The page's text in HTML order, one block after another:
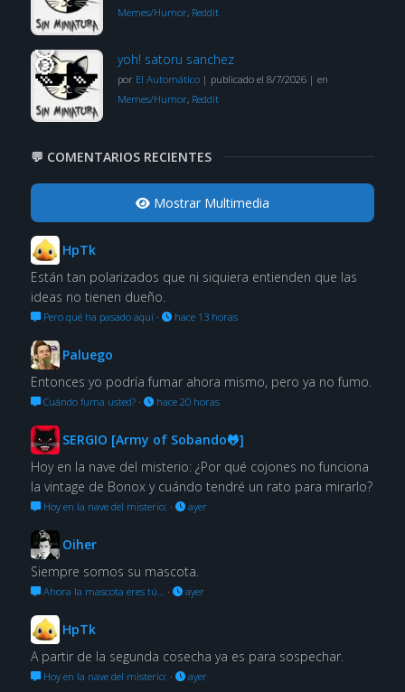
Memes/Humor, Reddit
yoh! satoru sanchez
por El Automático| publicado el 8/7/2026| en
Memes/Humor, Reddit
💬 COMENTARIOS RECIENTES
Mostrar Multimedia
HpTk
Están tan polarizados que ni siquiera entienden que las
ideas no tienen dueño.
Pero qué ha pasado aquí· hace 13 horas
Paluego
Entonces yo podría fumar ahora mismo, pero ya no fumo.
Cuándo fuma usted?· hace 20 horas
SERGIO [Army of Sobando🐸]
Hoy en la nave del misterio: ¿Por qué cojones no funciona
la vintage de Bonox y cuándo tendré un rato para mirarlo?
Hoy en la nave del misterio: · ayer
Oiher
Siempre somos su mascota.
Ahora la mascota eres tú… · ayer
HpTk
A partir de la segunda cosecha ya es para sospechar.
Hoy en la nave del misterio: · ayer